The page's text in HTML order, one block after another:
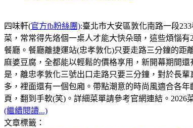
四味軒(官方fb粉絲團):臺北市大安區敦化南路一段233
菜，常常得先烙個一桌人才能大快朵頤，這些煩惱
餐廳。餐廳離捷運站(忠孝敦化)只要走路三分鐘的距
麻婆豆腐，全都能以輕鬆的價格享用，新開幕期間還
是，離忠孝敦化三號出口走路只要三分鐘，對於長
多，裡面還有一個包廂。帶點潮意的時尚風適合各
頁，翻到手軟(笑)。詳細菜單請參考官網連結。2026
(繼續閱讀...)
文章標籤：